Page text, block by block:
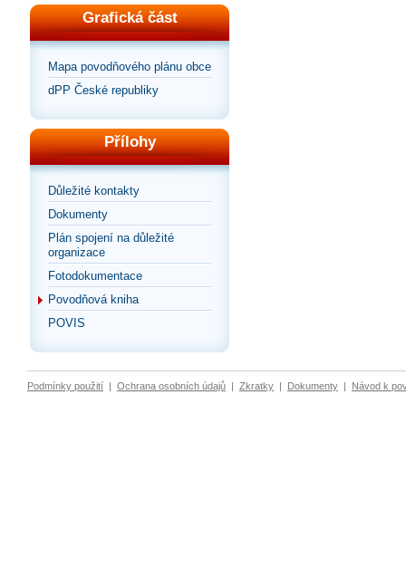
Grafická část
Mapa povodňového plánu obce
dPP České republiky
Přílohy
Důležité kontakty
Dokumenty
Plán spojení na důležité
organizace
Fotodokumentace
Povodňová kniha
POVIS
Podmínky použití | Ochrana osobních údajů | Zkratky | Dokumenty | Návod k